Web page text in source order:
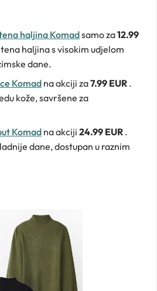
haljina Komadsamo za12.99
haljina s visokim udjelom
dane.
Komad na akciji za7.99 EUR .
kože, savršene za
Komad na akciji 24.99 EUR .
dane, dostupan u raznim